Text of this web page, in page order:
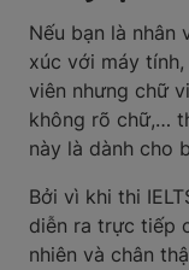
Nếu bạn là nhân
xúc với máy
viên nhưng chữ
không rõ chữ,…
này là dành cho
Bởi vì khi thi
diễn ra trực tiếp
nhiên và chân